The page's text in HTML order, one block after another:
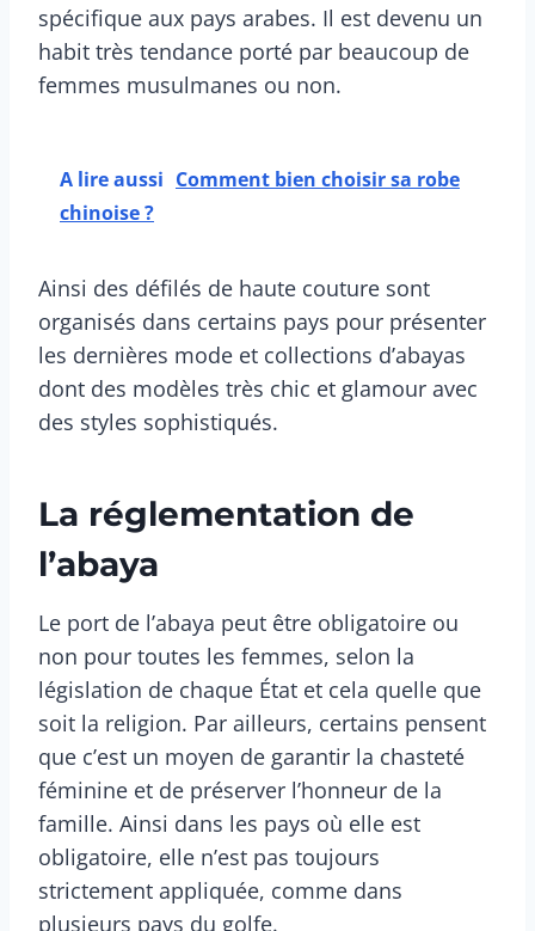
spécifique aux pays arabes. Il est devenu un
habit très tendance porté par beaucoup de
femmes musulmanes ou non.
A lire aussi Comment bien choisir sa robe
chinoise ?
Ainsi des défilés de haute couture sont
organisés dans certains pays pour présenter
les dernières mode et collections d’abayas
dont des modèles très chic et glamour avec
des styles sophistiqués.
La réglementation de
l’abaya
Le port de l’abaya peut être obligatoire ou
non pour toutes les femmes, selon la
législation de chaque État et cela quelle que
soit la religion. Par ailleurs, certains pensent
que c’est un moyen de garantir la chasteté
féminine et de préserver l’honneur de la
famille. Ainsi dans les pays où elle est
obligatoire, elle n’est pas toujours
strictement appliquée, comme dans
plusieurs pays du golfe.